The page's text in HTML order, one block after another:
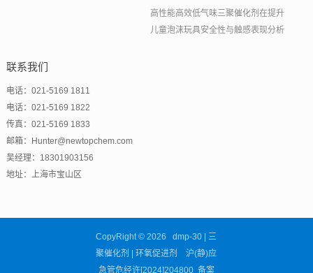
高性能高效低气味三聚催化剂在提升
儿童泡沫玩具安全性与触感表现分析
联系我们
电话：021-5169 1811
电话：021-5169 1822
传真：021-5169 1833
邮箱：Hunter@newtopchem.com
吴经理：18301903156
地址：上海市宝山区
CopyRight © 2026 dmp-30 | 三
聚催化剂 | 环氧促进剂 沪(静)应
急管危经许[2024]204800 备案